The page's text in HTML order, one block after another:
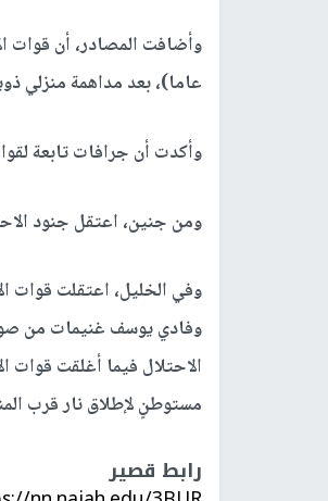
عاما)، بعد مداهمة منزلي
وأكدت أن جرافات تابعة
ومن جنين، اعتقل جنود
وفي الخليل، اعتقلت قوات
وفادي يوسف غنيمات من
الاحتلال فيما أغلقت
مستوطنٍ لإطلاق نار قرب
رابط قصير